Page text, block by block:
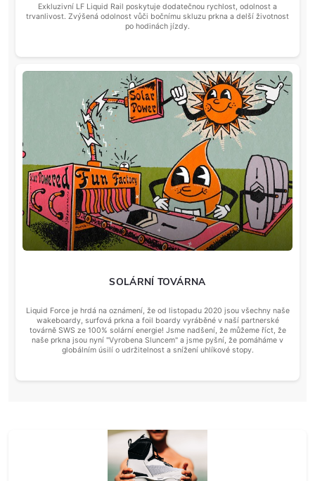
Exkluzivní LF Liquid Rail poskytuje dodatečnou rychlost, odolnost a
trvanlivost. Zvýšená odolnost vůči bočnímu skluzu prkna a delší životnost
po hodinách jízdy.
SOLÁRNÍ TOVÁRNA
Liquid Force je hrdá na oznámení, že od listopadu 2020 jsou všechny naše
wakeboardy, surfová prkna a foil boardy vyráběné v naší partnerské
továrně SWS ze 100% solární energie! Jsme nadšení, že můžeme říct, že
naše prkna jsou nyní "Vyrobena Sluncem" a jsme pyšní, že pomáháme v
globálním úsilí o udržitelnost a snížení uhlíkové stopy.